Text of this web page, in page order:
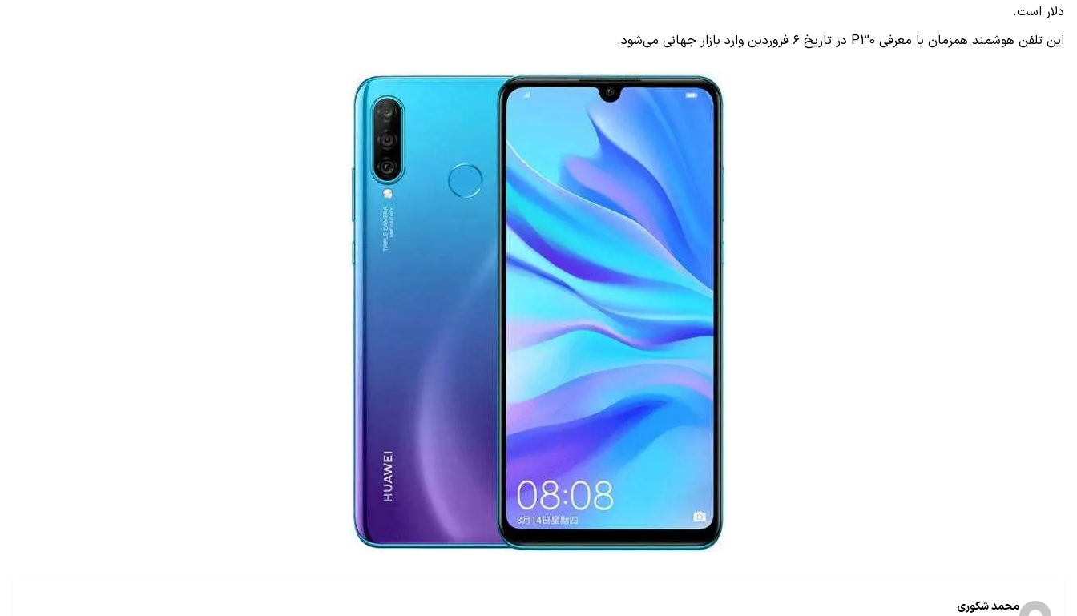
دلار است.
این تلفن هوشمند همزمان با معرفی P30 در تاریخ ۶ فروردین وارد بازار جهانی می‌شود.
محمد شکوری